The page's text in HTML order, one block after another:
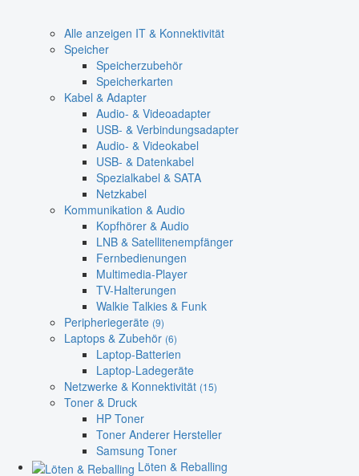
Alle anzeigen IT & Konnektivität
Speicher
Speicherzubehör
Speicherkarten
Kabel & Adapter
Audio- & Videoadapter
USB- & Verbindungsadapter
Audio- & Videokabel
USB- & Datenkabel
Spezialkabel & SATA
Netzkabel
Kommunikation & Audio
Kopfhörer & Audio
LNB & Satellitenempfänger
Fernbedienungen
Multimedia-Player
TV-Halterungen
Walkie Talkies & Funk
Peripheriegeräte (9)
Laptops & Zubehör (6)
Laptop-Batterien
Laptop-Ladegeräte
Netzwerke & Konnektivität (15)
Toner & Druck
HP Toner
Toner Anderer Hersteller
Samsung Toner
Löten & Reballing